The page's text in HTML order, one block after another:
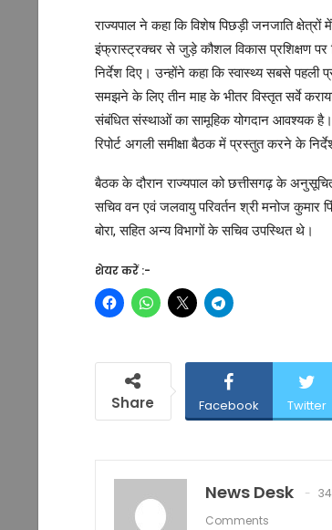
राज्यपाल ने कहा कि विशेष पिछड़ी जनजाति
इंफ्रास्ट्रक्चर से जुड़े कौशल विकास प्रशिक्षण पर
निर्देश दिए। उन्होंने कहा कि स्वास्थ्य सबसे पहली
समझने के लिए तीन माह के भीतर विस्तृत सर्वे
संबंधित संस्थाओं का सामूहिक योगदान आवश्यक है।
रिपोर्ट अगली समीक्षा बैठक में प्रस्तुत करने के
बैठक के दौरान राज्यपाल को छत्तीसगढ़ के
सचिव वन एवं जलवायु परिवर्तन श्री मनोज कुमार
बोरा, सहित अन्य विभागों के सचिव उपस्थित थे।
शेयर करें :-
Share Facebook Twitter
News Desk
Comments